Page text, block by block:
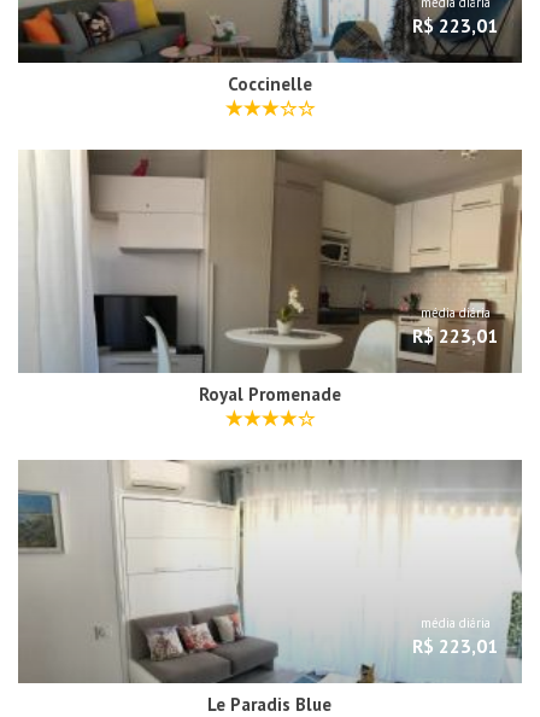
R$ 223,01
Coccinelle
média diária
R$ 223,01
Royal Promenade
média diária
R$ 223,01
Le Paradis Blue